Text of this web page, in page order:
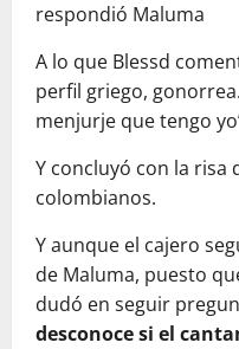
respondió Maluma
A lo que Blessd
perfil griego,
menjurje que tengo
Y concluyó con la risa
colombianos.
Y aunque el cajero
de Maluma, puesto
dudó en seguir
desconoce si el